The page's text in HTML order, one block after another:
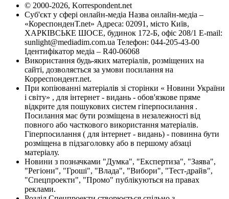
© 2000-2026, Korrespondent.net
Суб'єкт у сфері онлайн-медіа Назва онлайн-медіа –
«КореспонденТ.net» Адреса: 02091, місто Київ,
ХАРКІВСЬКЕ ШОСЕ, будинок 172-Б, офіс 208/1 E-mail:
sunlight@mediadim.com.ua Телефон: 044-205-43-00
Ідентифікатор медіа – R40-06068
Використання будь-яких матеріалів, розміщених на
сайті, дозволяється за умови посилання на
Корреспондент.net.
При копіюванні матеріалів зі сторінки « Новини України
і світу» , для інтернет - видань - обов'язкове пряме
відкрите для пошукових систем гіперпосилання .
Посилання має бути розміщена в незалежності від
повного або часткового використання матеріалів.
Гіперпосилання ( для інтернет - видань) - повинна бути
розміщена в підзаголовку або в першому абзаці
матеріалу.
Новини з позначками "Думка", "Експертиза", "Заява",
"Регіони", "Гроші", "Влада", "Вибори", "Тест-драйв",
"Спецпроекти", "Промо" публікуються на правах
реклами.